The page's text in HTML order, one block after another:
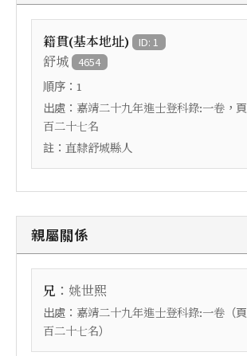
籍貫(基本地址) ID: 1
舒城 4654
順序： 1
出處： 嘉靖二十九年進士登科錄:一卷 ，頁
百二十七名
註： 直隸舒城縣人
親屬關係
兄 ： 姚世熙
出處： 嘉靖二十九年進士登科錄:一卷 （頁
百二十七名）